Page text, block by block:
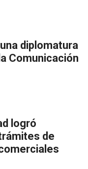
diplomatura
Comunicación
logró
de